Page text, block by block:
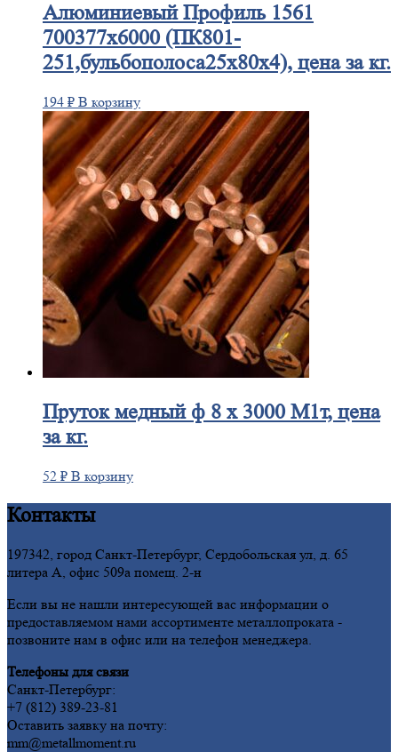
АлюминиевыйПрофиль 1561
700377х6000 (ПК801-
251,бульбополоса25х80х4), цена за кг.
194 ₽ В корзину
Прутокмедный ф 8 х 3000 М1т, цена
за кг.
52 ₽ В корзину
Контакты
197342, город Санкт-Петербург, Сердобольская ул, д. 65
литера А, офис 509а помещ. 2-н
Если вы не нашли интересующей вас информации о
предоставляемом нами ассортименте металлопроката -
позвоните нам в офис или на телефон менеджера.
Телефоны для связи
Санкт-Петербург:
+7 (812) 389-23-81
Оставить заявку на почту:
mm@metallmoment.ru